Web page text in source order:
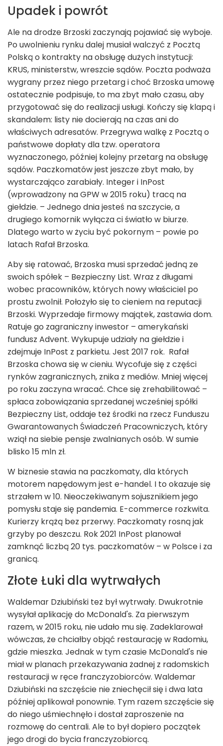
Upadek i powrót
Ale na drodze Brzoski zaczynają pojawiać się wyboje.
Po uwolnieniu rynku dalej musiał walczyć z Pocztą
Polską o kontrakty na obsługę dużych instytucji:
KRUS, ministerstw, wreszcie sądów. Poczta podważa
wygrany przez niego przetarg i choć Brzoska umowę
ostatecznie podpisuje, to ma zbyt mało czasu, aby
przygotować się do realizacji usługi. Kończy się klapą i
skandalem: listy nie docierają na czas ani do
właściwych adresatów. Przegrywa walkę z Pocztą o
państwowe dopłaty dla tzw. operatora
wyznaczonego, później kolejny przetarg na obsługę
sądów. Paczkomatów jest jeszcze zbyt mało, by
wystarczająco zarabiały. Integer i InPost
(wprowadzony na GPW w 2015 roku) tracą na
giełdzie. – Jednego dnia jesteś na szczycie, a
drugiego komornik wyłącza ci światło w biurze.
Dlatego warto w życiu być pokornym – powie po
latach Rafał Brzoska.
Aby się ratować, Brzoska musi sprzedać jedną ze
swoich spółek – Bezpieczny List. Wraz z długami
wobec pracowników, których nowy właściciel po
prostu zwolnił. Położyło się to cieniem na reputacji
Brzoski. Wyprzedaje firmowy majątek, zastawia dom.
Ratuje go zagraniczny inwestor – amerykański
fundusz Advent. Wykupuje udziały na giełdzie i
zdejmuje InPost z parkietu. Jest 2017 rok. Rafał
Brzoska chowa się w cieniu. Wycofuje się z części
rynków zagranicznych, znika z mediów. Mniej więcej
po roku zaczyna wracać. Chce się zrehabilitować –
spłaca zobowiązania sprzedanej wcześniej spółki
Bezpieczny List, oddaje też środki na rzecz Funduszu
Gwarantowanych Świadczeń Pracowniczych, który
wziął na siebie pensje zwalnianych osób. W sumie
blisko 15 mln zł.
W biznesie stawia na paczkomaty, dla których
motorem napędowym jest e-handel. I to okazuje się
strzałem w 10. Nieoczekiwanym sojusznikiem jego
pomysłu staje się pandemia. E-commerce rozkwita.
Kurierzy krążą bez przerwy. Paczkomaty rosną jak
grzyby po deszczu. Rok 2021 InPost planował
zamknąć liczbą 20 tys. paczkomatów – w Polsce i za
granicą.
Złote Łuki dla wytrwałych
Waldemar Dziubiński też był wytrwały. Dwukrotnie
wysyłał aplikację do McDonald's. Za pierwszym
razem, w 2015 roku, nie udało mu się. Zadeklarował
wówczas, że chciałby objąć restaurację w Radomiu,
gdzie mieszka. Jednak w tym czasie McDonald's nie
miał w planach przekazywania żadnej z radomskich
restauracji w ręce franczyzobiorców. Waldemar
Dziubiński na szczęście nie zniechęcił się i dwa lata
później aplikował ponownie. Tym razem szczęście się
do niego uśmiechnęło i dostał zaproszenie na
rozmowę do centrali. Ale to był dopiero początek
jego drogi do bycia franczyzobiorcą.